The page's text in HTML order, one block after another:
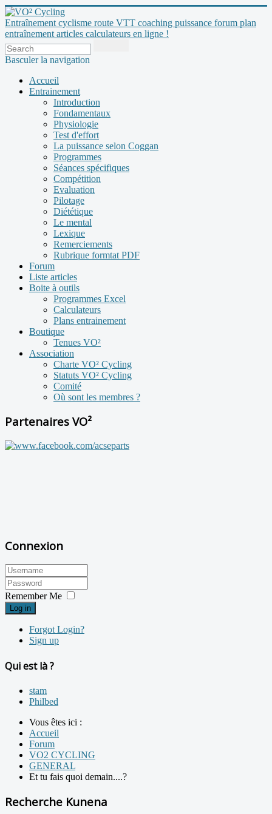
Entraînement cyclisme route VTT coaching puissance forum plan
entraînement articles calculateurs en ligne !
Basculer la navigation
Accueil
Entrainement
Introduction
Fondamentaux
Physiologie
Test d'effort
La puissance selon Coggan
Programmes
Séances spécifiques
Compétition
Evaluation
Pilotage
Diététique
Le mental
Lexique
Remerciements
Rubrique formtat PDF
Forum
Liste articles
Boite à outils
Programmes Excel
Calculateurs
Plans entrainement
Boutique
Tenues VO²
Association
Charte VO² Cycling
Statuts VO² Cycling
Comité
Où sont les membres ?
Partenaires VO²
Connexion
Remember Me
Log in
Forgot Login?
Sign up
Qui est là ?
stam
Philbed
Vous êtes ici :
Accueil
Forum
VO2 CYCLING
GENERAL
Et tu fais quoi demain....?
Recherche Kunena